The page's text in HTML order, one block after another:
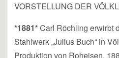
VORSTELLUNG DER
*1881*Carl Röchling erwirbt
Stahlwerk „Julius Buch“ in
Produktion von Roheisen.